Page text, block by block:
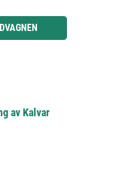
att öka eller minska kvantiteten.
av Kalvar